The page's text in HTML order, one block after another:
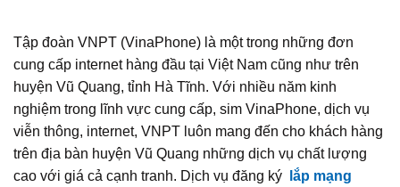
Tập đoàn VNPT (VinaPhone) là một trong những đơn
cung cấp internet hàng đầu tại Việt Nam cũng như trên
huyện Vũ Quang, tỉnh Hà Tĩnh. Với nhiều năm kinh
nghiệm trong lĩnh vực cung cấp, sim VinaPhone, dịch vụ
viễn thông, internet, VNPT luôn mang đến cho khách hàng
trên địa bàn huyện Vũ Quang những dịch vụ chất lượng
cao với giá cả cạnh tranh. Dịch vụ đăng ký
lắp mạng